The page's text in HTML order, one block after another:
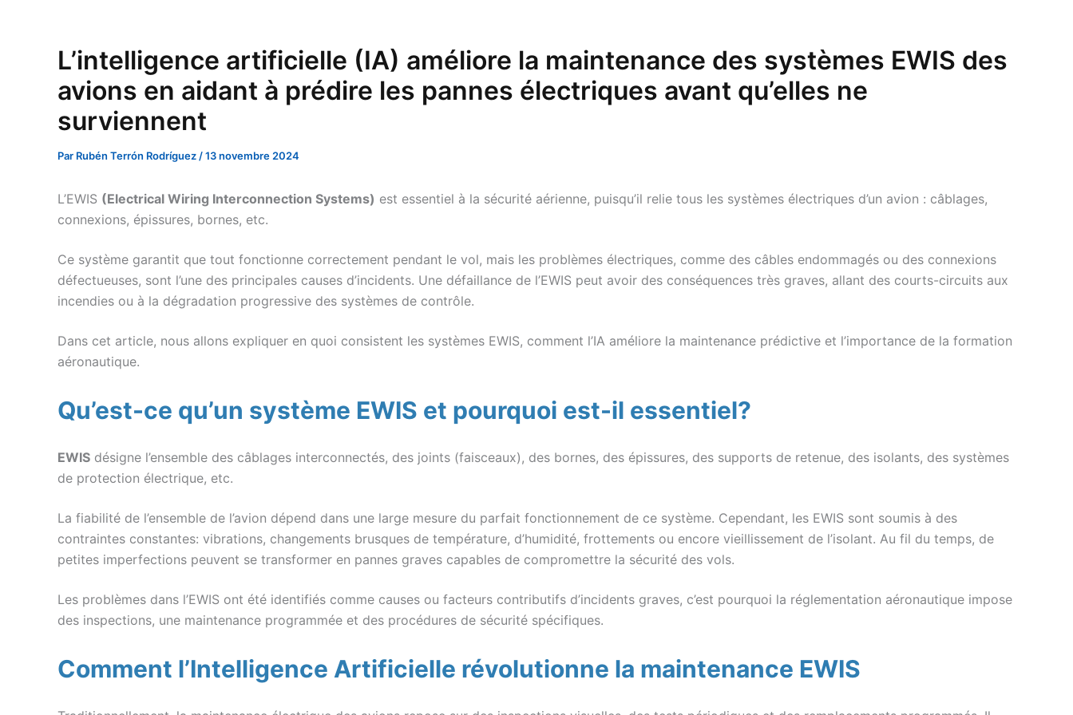
L’intelligence artificielle (IA) améliore la maintenance des systèmes EWIS des
avions en aidant à prédire les pannes électriques avant qu’elles ne
surviennent
Par Rubén Terrón Rodríguez /13 novembre 2024
L’EWIS (Electrical Wiring Interconnection Systems) est essentiel à la sécurité aérienne, puisqu’il relie tous les systèmes électriques d’un avion : câblages,
connexions, épissures, bornes, etc.
Ce système garantit que tout fonctionne correctement pendant le vol, mais les problèmes électriques, comme des câbles endommagés ou des connexions
défectueuses, sont l’une des principales causes d’incidents. Une défaillance de l’EWIS peut avoir des conséquences très graves, allant des courts-circuits aux
incendies ou à la dégradation progressive des systèmes de contrôle.
Dans cet article, nous allons expliquer en quoi consistent les systèmes EWIS, comment l’IA améliore la maintenance prédictive et l’importance de la formation
aéronautique.
Qu’est-ce qu’un système EWIS et pourquoi est-il essentiel?
EWIS désigne l’ensemble des câblages interconnectés, des joints (faisceaux), des bornes, des épissures, des supports de retenue, des isolants, des systèmes
de protection électrique, etc.
La fiabilité de l’ensemble de l’avion dépend dans une large mesure du parfait fonctionnement de ce système. Cependant, les EWIS sont soumis à des
contraintes constantes: vibrations, changements brusques de température, d’humidité, frottements ou encore vieillissement de l’isolant. Au fil du temps, de
petites imperfections peuvent se transformer en pannes graves capables de compromettre la sécurité des vols.
Les problèmes dans l’EWIS ont été identifiés comme causes ou facteurs contributifs d’incidents graves, c’est pourquoi la réglementation aéronautique impose
des inspections, une maintenance programmée et des procédures de sécurité spécifiques.
Comment l’Intelligence Artificielle révolutionne la maintenance EWIS